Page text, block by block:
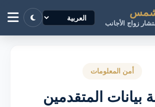
شمس
زواج الأجانب
أمن المعلومات
بيانات المتقدمين